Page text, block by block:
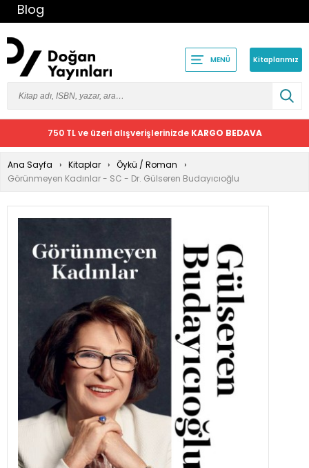
Blog
MENÜ Kitaplarımız
750 TL ve üzeri alışverişlerinizde KARGO BEDAVA
Ana Sayfa Kitaplar
Öykü / Roman
Görünmeyen Kadınlar - SC - Dr. Gülseren Budayıcıoğlu